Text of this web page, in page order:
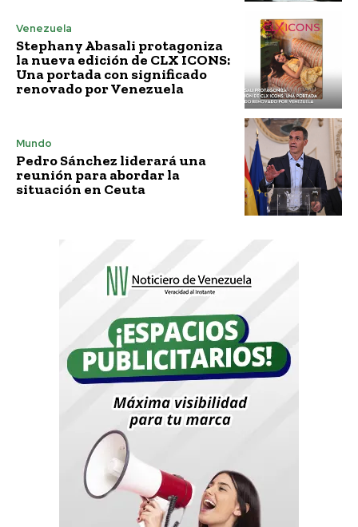
Venezuela
Stephany Abasali protagoniza
la nueva edición de CLX ICONS:
Una portada con significado
renovado por Venezuela
Mundo
Pedro Sánchez liderará una
reunión para abordar la
situación en Ceuta